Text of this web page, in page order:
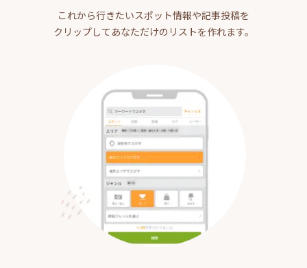
これから行きたいスポット情報や記事投稿を
クリップしてあなただけのリストを作れます。